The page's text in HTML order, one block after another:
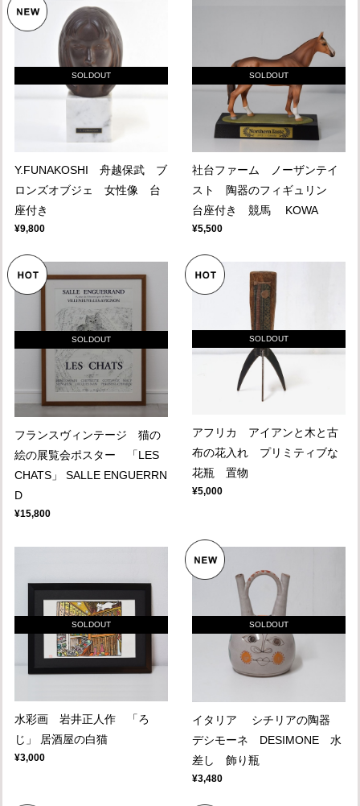
SOLDOUT
Y.FUNAKOSHI 舟越保武 ブ
ロンズオブジェ 女性像 台
座付き
¥9,800
SOLDOUT
社台ファーム ノーザンテイ
スト 陶器のフィギュリン
台座付き 競馬 KOWA
¥5,500
SOLDOUT
フランスヴィンテージ 猫の
絵の展覧会ポスター 「LES
CHATS」 SALLE ENGUERRN
D
¥15,800
SOLDOUT
アフリカ アイアンと木と古
布の花入れ プリミティブな
花瓶 置物
¥5,000
SOLDOUT
水彩画 岩井正人作 「ろ
じ」 居酒屋の白猫
¥3,000
SOLDOUT
イタリア シチリアの陶器
デシモーネ DESIMONE 水
差し 飾り瓶
¥3,480